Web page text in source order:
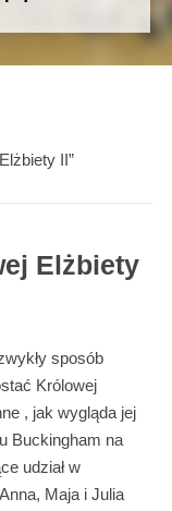
II”
Elżbiety
sposób
Królowej
, jak wygląda jej
Buckingham na
udział w
Maja i Julia